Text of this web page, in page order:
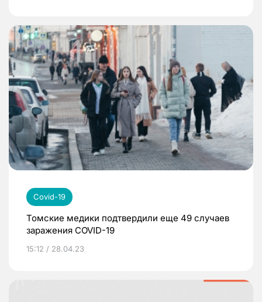
Covid-19
Томские медики подтвердили еще 49 случаев
заражения COVID-19
15:12 / 28.04.23